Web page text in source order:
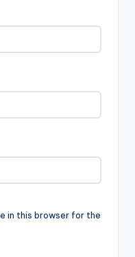
in this browser for the